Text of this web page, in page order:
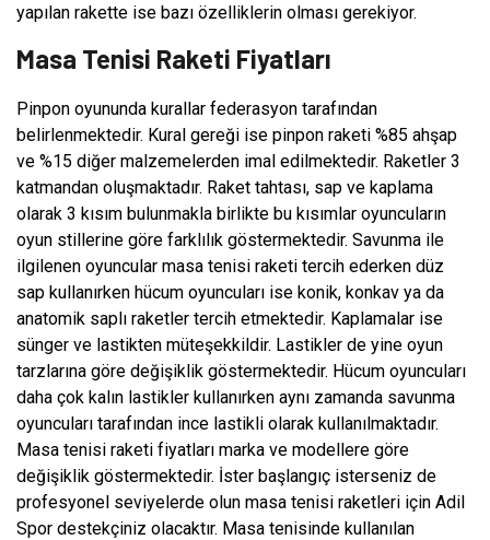
yapılan rakette ise bazı özelliklerin olması gerekiyor.
Masa Tenisi Raketi Fiyatları
Pinpon oyununda kurallar federasyon tarafından
belirlenmektedir. Kural gereği ise pinpon raketi %85 ahşap
ve %15 diğer malzemelerden imal edilmektedir. Raketler 3
katmandan oluşmaktadır. Raket tahtası, sap ve kaplama
olarak 3 kısım bulunmakla birlikte bu kısımlar oyuncuların
oyun stillerine göre farklılık göstermektedir. Savunma ile
ilgilenen oyuncular masa tenisi raketi tercih ederken düz
sap kullanırken hücum oyuncuları ise konik, konkav ya da
anatomik saplı raketler tercih etmektedir. Kaplamalar ise
sünger ve lastikten müteşekkildir. Lastikler de yine oyun
tarzlarına göre değişiklik göstermektedir. Hücum oyuncuları
daha çok kalın lastikler kullanırken aynı zamanda savunma
oyuncuları tarafından ince lastikli olarak kullanılmaktadır.
Masa tenisi raketi fiyatları marka ve modellere göre
değişiklik göstermektedir. İster başlangıç isterseniz de
profesyonel seviyelerde olun masa tenisi raketleri için Adil
Spor destekçiniz olacaktır. Masa tenisinde kullanılan